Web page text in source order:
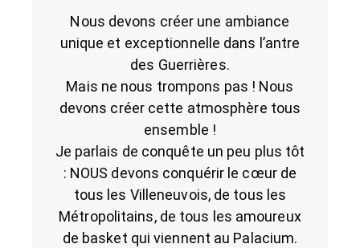
Nous devons créer une ambiance
unique et exceptionnelle dans l’antre
des Guerrières.
Mais ne nous trompons pas ! Nous
devons créer cette atmosphère tous
ensemble !
Je parlais de conquête un peu plus tôt
: NOUS devons conquérir le cœur de
tous les Villeneuvois, de tous les
Métropolitains, de tous les amoureux
de basket qui viennent au Palacium.